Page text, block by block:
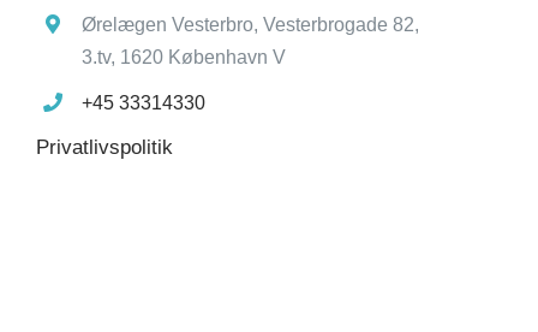
Ørelægen Vesterbro, Vesterbrogade 82,
3.tv, 1620 København V
+45 33314330
Privatlivspolitik